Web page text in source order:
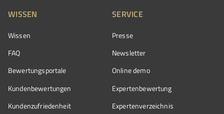
WISSEN
Wissen
FAQ
Bewertungsportale
Kundenbewertungen
Kundenzufriedenheit
SERVICE
Presse
Newsletter
Online demo
Expertenbewertung
Expertenverzeichnis